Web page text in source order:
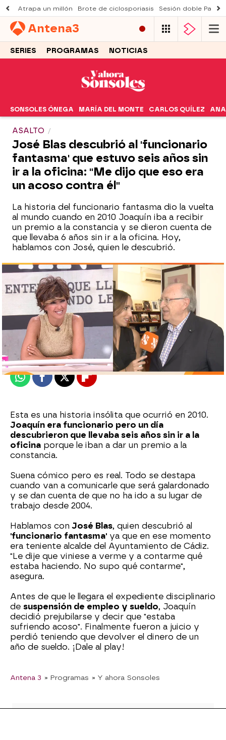
Atrapa un millón Brote de ciclosporiasis Sesión doble
Antena3
SERIES PROGRAMAS NOTICIAS
SONSOLES ÓNEGA MARÍA DEL MONTE CARLOS QUÍLEZ ANA
ASALTO
José Blas descubrió al 'funcionario
fantasma' que estuvo seis años sin
ir a la oficina: "Me dijo que eso era
un acoso contra él"
La historia del funcionario fantasma dio la vuelta
al mundo cuando en 2010 Joaquín iba a recibir
un premio a la constancia y se dieron cuenta de
que llevaba 6 años sin ir a la oficina. Hoy,
hablamos con José, quien le descubrió.
Marta Requejo
Publicado: 10 de julio de 2025, 17:53
WhatsappFacebook
X Flipboard
Esta es una historia insólita que ocurrió en 2010.
Joaquín era funcionario pero un día
descubrieron que llevaba seis años sin ir a la
oficina porque le iban a dar un premio a la
constancia.
Suena cómico pero es real. Todo se destapa
cuando van a comunicarle que será galardonado
y se dan cuenta de que no ha ido a su lugar de
trabajo desde 2004.
Hablamos con José Blas, quien descubrió al
'funcionario fantasma' ya que en ese momento
era teniente alcalde del Ayuntamiento de Cádiz.
"Le dije que viniese a verme y a contarme qué
estaba haciendo. No supo qué contarme",
asegura.
Antes de que le llegara el expediente disciplinario
de suspensión de empleo y sueldo, Joaquín
decidió prejubilarse y decir que "estaba
sufriendo acoso". Finalmente fueron a juicio y
perdió teniendo que devolver el dinero de un
año de sueldo. ¡Dale al play!
Antena 3 » Programas » Y ahora Sonsoles